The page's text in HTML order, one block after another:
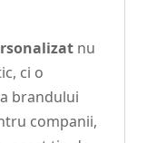
nu
ci o
brandului
companii,